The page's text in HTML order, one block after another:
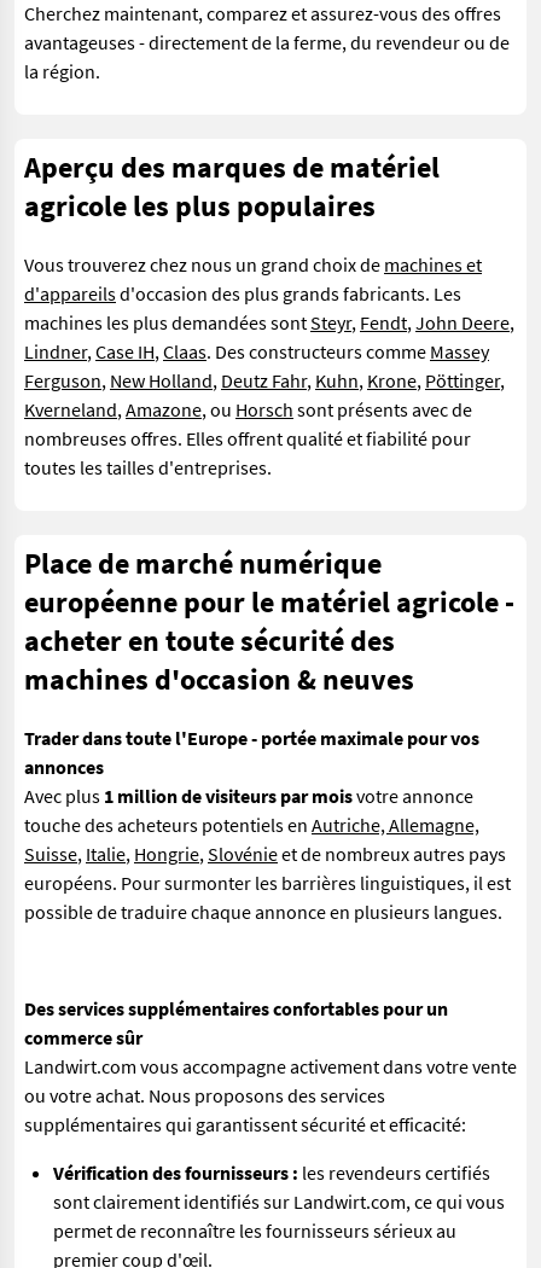
Cherchez maintenant, comparez et assurez-vous des offres
avantageuses - directement de la ferme, du revendeur ou de
la région.
Aperçu des marques de matériel
agricole les plus populaires
Vous trouverez chez nous un grand choix de machines et
d'appareilsd'occasion des plus grands fabricants. Les
machines les plus demandées sontSteyr, Fendt,John Deere,
Lindner,Case IH,Claas. Des constructeurs comme Massey
Ferguson, New Holland, Deutz Fahr, Kuhn, Krone, Pöttinger,
Kverneland,Amazone, ou Horsch sont présents avec de
nombreuses offres. Elles offrent qualité et fiabilité pour
toutes les tailles d'entreprises.
Place de marché numérique
européenne pour le matériel agricole -
acheter en toute sécurité des
machines d'occasion & neuves
Trader dans toute l'Europe - portée maximale pour vos
annonces
Avec plus 1 million de visiteurs par moisvotre annonce
touche des acheteurs potentiels en Autriche, Allemagne,
Suisse, Italie, Hongrie,Slovénieet de nombreux autres pays
européens. Pour surmonter les barrières linguistiques, il est
possible de traduire chaque annonce en plusieurs langues.
Des services supplémentaires confortables pour un
commerce sûr
Landwirt.com vous accompagne activement dans votre vente
ou votre achat. Nous proposons des services
supplémentaires qui garantissent sécurité et efficacité:
Vérification des fournisseurs : les revendeurs certifiés
sont clairement identifiés sur Landwirt.com, ce qui vous
permet de reconnaître les fournisseurs sérieux au
premier coup d'œil.